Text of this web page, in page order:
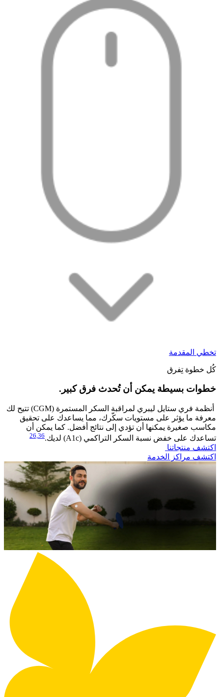
تخطي المقدمة
كُل خطوة تِفرق
خطوات بسيطة يمكن أن تُحدث فرق كبير.
​أنظمة فري ستايل ليبري لمراقبة السكر المستمرة (CGM) تتيح لك
معرفة ما يؤثر على مستويات سكّرك، مما يساعدك على تحقيق
مكاسب صغيرة يمكنها أن تؤدي إلى نتائج أفضل. كما يمكن أن
تساعدك على خفض نسبة السكر التراكمي (A1c) لديك.
26, 36
اكتشف منتجاتنا
اكتشف مراكز الخدمة